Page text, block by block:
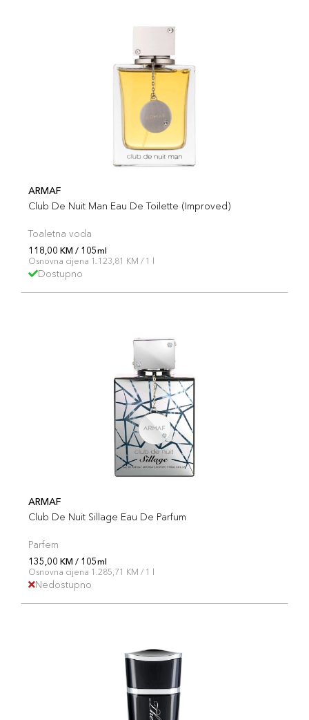
ARMAF
Club De Nuit Man Eau De Toilette (Improved)
Toaletna voda
118,00 KM / 105ml
Osnovna cijena 1.123,81 KM / 1 l
Dostupno
ARMAF
Club De Nuit Sillage Eau De Parfum
Parfem
135,00 KM / 105ml
Osnovna cijena 1.285,71 KM / 1 l
Nedostupno